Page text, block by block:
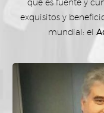
que es fuente y
exquisitos y
mundial: el